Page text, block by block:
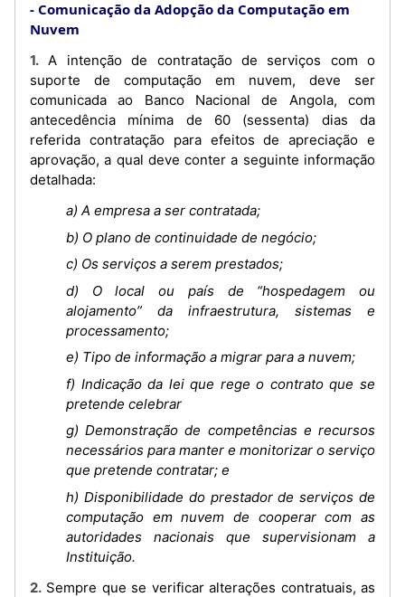
Comunicação da Adopção da Computação em
Nuvem
1. A intenção de contratação de serviços com o
suporte de computação em nuvem, deve ser
comunicada ao Banco Nacional de Angola, com
antecedência mínima de 60 (sessenta) dias da
referida contratação para efeitos de apreciação e
aprovação, a qual deve conter a seguinte informação
detalhada:
a) A empresa a ser contratada;
b) O plano de continuidade de negócio;
c) Os serviços a serem prestados;
d) O local ou país de “hospedagem ou
alojamento” da infraestrutura, sistemas e
processamento;
e) Tipo de informação a migrar para a nuvem;
f) Indicação da lei que rege o contrato que se
pretende celebrar
g) Demonstração de competências e recursos
necessários para manter e monitorizar o serviço
que pretende contratar; e
h) Disponibilidade do prestador de serviços de
computação em nuvem de cooperar com as
autoridades nacionais que supervisionam a
Instituição.
2. Sempre que se verificar alterações contratuais, as